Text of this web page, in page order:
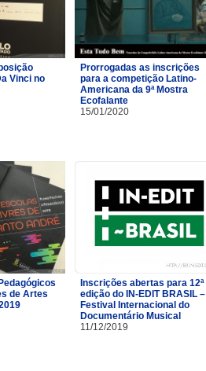
Vinci no
Prorrogadas as inscrições
para a competição Latino-
Americana da 9ª Mostra
Ecofalante
15/01/2020
de Artes
Inscrições abertas para 12ª
edição do IN-EDIT BRASIL –
Festival Internacional do
Documentário Musical
11/12/2019